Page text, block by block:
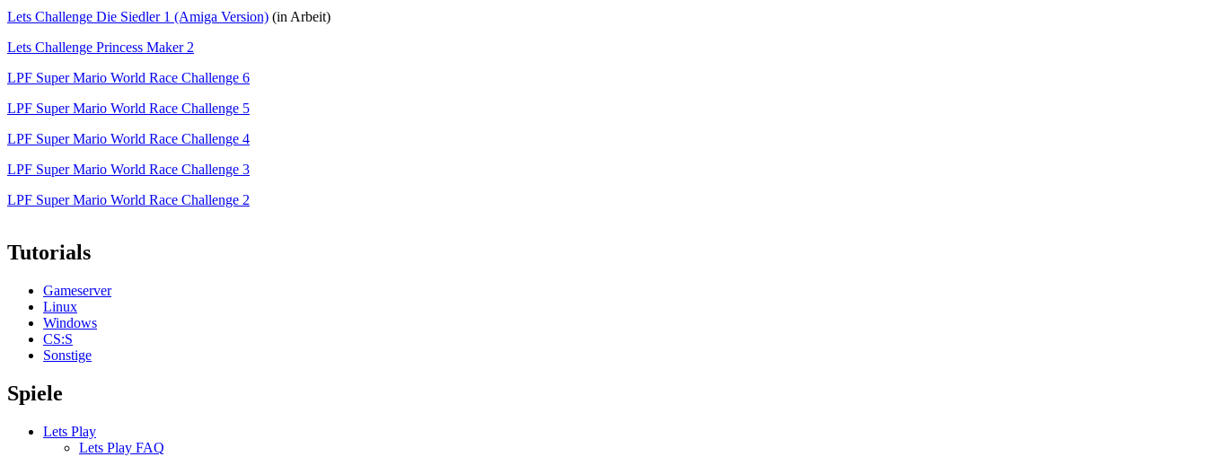
Lets Challenge Die Siedler 1 (Amiga Version) (in Arbeit)
Lets Challenge Princess Maker 2
LPF Super Mario World Race Challenge 6
LPF Super Mario World Race Challenge 5
LPF Super Mario World Race Challenge 4
LPF Super Mario World Race Challenge 3
LPF Super Mario World Race Challenge 2
Tutorials
Gameserver
Linux
Windows
CS:S
Sonstige
Spiele
Lets Play
Lets Play FAQ